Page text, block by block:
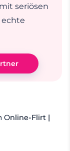
seriösen
echte
Online-Flirt |